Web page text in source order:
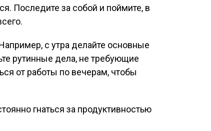
Последите за собой и поймите, в
с утра делайте основные
рутинные дела, не требующие
от работы по вечерам, чтобы
гнаться за продуктивностью